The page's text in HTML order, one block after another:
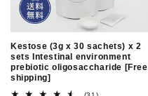
Kestose (3g x 30 sachets) x 2
sets Intestinal environment
prebiotic oligosaccharide [Free
shipping]
31